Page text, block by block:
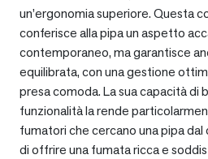
un’ergonomia superiore. Questa
conferisce alla pipa un aspetto
contemporaneo, ma garantisce
equilibrata, con una gestione
presa comoda. La sua capacità di
funzionalità la rende
fumatori che cercano una pipa
di offrire una fumata ricca e